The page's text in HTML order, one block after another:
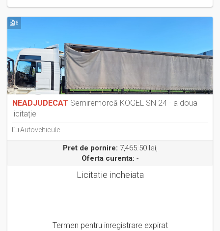
8
NEADJUDECAT Semiremorcă KOGEL SN 24 - a doua
licitație
Autovehicule
Pret de pornire: 7,465.50 lei,
Oferta curenta: -
Licitatie incheiata
Termen pentru inregistrare expirat